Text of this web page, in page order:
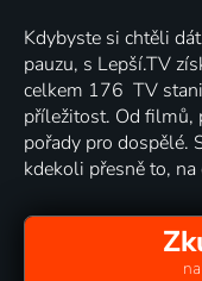
Kdybyste si chtěli
pauzu, s Lepší.TV
celkem 176 TV
příležitost. Od filmů,
pořady pro dospělé.
kdekoli přesně to, na